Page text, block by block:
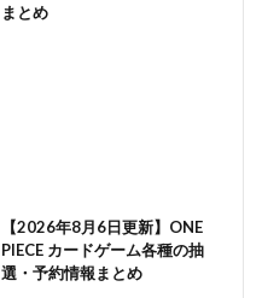
まとめ
【2026年8月6日更新】ONE
PIECE カードゲーム各種の抽
選・予約情報まとめ